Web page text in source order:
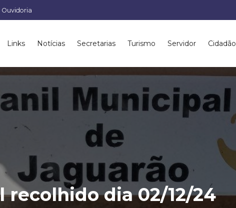
Ouvidoria
Links Notícias Secretarias Turismo Servidor Cidadão
recolhido dia 02/12/24